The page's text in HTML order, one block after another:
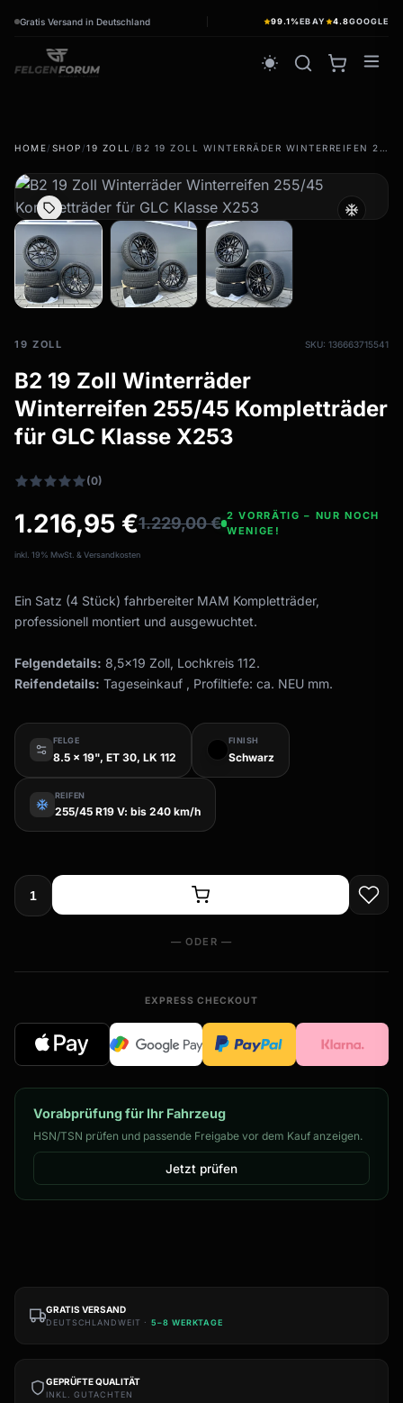
Gratis Versand in Deutschland 99.1%EBAY 4.8GOOGLE
wb_sunny
wb_sunny
Sommerräder & Felgen
Kompletträder - Sommer
ac_unit Winterreifen
filter_drama Allwetterreifen
Ganzjahresräder & Felgen
HOME/ SHOP /19 ZOLL / B2 19 ZOLL WINTERRÄDER WINTERREIFEN 255/45 KOMPLETTRÄDER FÜR GLC KLASSE X253
ac_unit
19 ZOLL SKU: 136663715541
B2 19 Zoll Winterräder
Winterreifen 255/45 Kompletträder
für GLC Klasse X253
(0)
1.216,95 €1.229,00€ 2 VORRÄTIG – NUR NOCH
WENIGE!
inkl. 19% MwSt. & Versandkosten
Ein Satz (4 Stück) fahrbereiter MAM Kompletträder,
professionell montiert und ausgewuchtet.
Felgendetails: 8,5x19 Zoll, Lochkreis 112.
Reifendetails: Tageseinkauf , Profiltiefe: ca. NEU mm.
FELGE
8.5 x 19", ET 30, LK 112
FINISH
Schwarz
ac_unit
REIFEN
255/45 R19 V: bis 240 km/h
— ODER —
EXPRESS CHECKOUT
Vorabprüfung für Ihr Fahrzeug
HSN/TSN prüfen und passende Freigabe vor dem Kauf anzeigen.
Jetzt prüfen
GRATIS VERSAND
DEUTSCHLANDWEIT ·5–8 WERKTAGE
GEPRÜFTE QUALITÄT
INKL. GUTACHTEN